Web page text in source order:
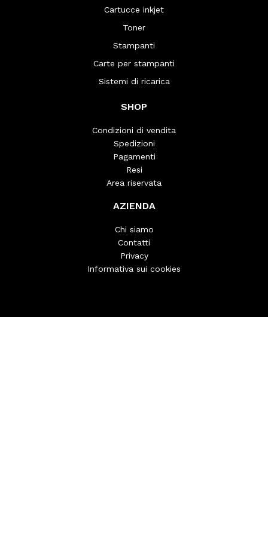
Cartucce inkjet
Toner
Stampanti
Carte per stampanti
Sistemi di ricarica
SHOP
Condizioni di vendita
Spedizioni
Pagamenti
Resi
Area riservata
AZIENDA
Chi siamo
Contatti
Privacy
Informativa sui cookies